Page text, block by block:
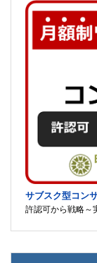
サブスク型コン
許認可から戦略～